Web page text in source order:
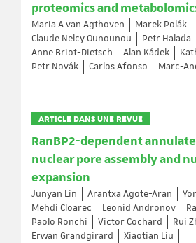
proteomics and
Maria A van Agthoven Marek Polák
Claude Nelcy Ounounou
Petr Halada
Anne Briot-Dietsch
Alan Kádek
Petr Novák
Carlos Afonso Marc-
ARTICLE DANS UNE REVUE
RanBP2-dependent
nuclear pore assembly and
expansion
Junyan Lin Arantxa Agote-Aran
Mehdi Cloarec
Leonid Andronov
Paolo Ronchi
Victor Cochard
Rui
Erwan Grandgirard
Xiaotian Liu